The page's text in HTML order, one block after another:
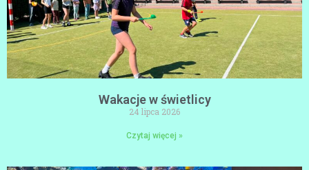
Wakacje w świetlicy
24 lipca 2026
Czytaj więcej »